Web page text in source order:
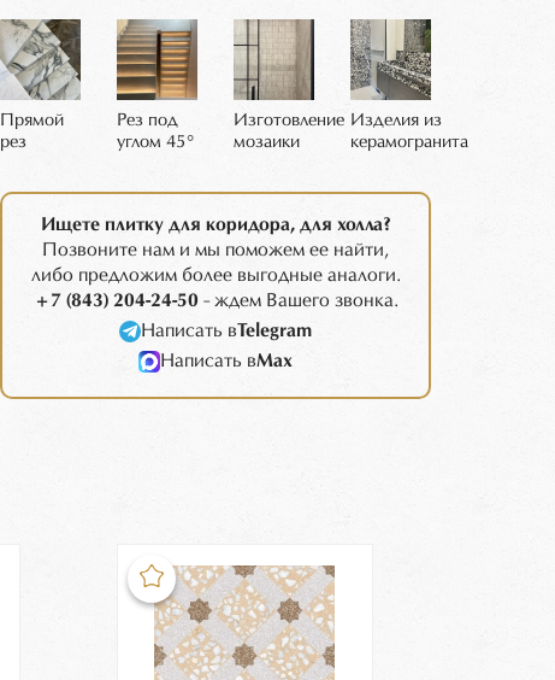
Прямой
рез
Рез под
углом 45°
Изготовление
мозаики
Изделия из
керамогранита
Ищете плитку для коридора, для холла?
Позвоните нам и мы поможем ее найти,
либо предложим более выгодные аналоги.
+7 (843) 204-24-50 - ждем Вашего звонка.
Написать вTelegram
Написать вMax